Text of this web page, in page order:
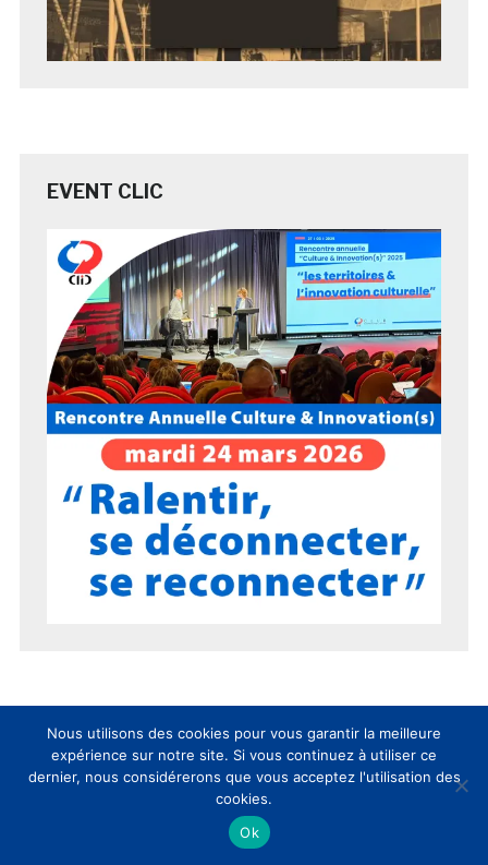
EVENT CLIC
15 ans du CLIC en 15 chiffres !
Nous utilisons des cookies pour vous garantir la meilleure
expérience sur notre site. Si vous continuez à utiliser ce
dernier, nous considérerons que vous acceptez l'utilisation des
cookies.
Ok